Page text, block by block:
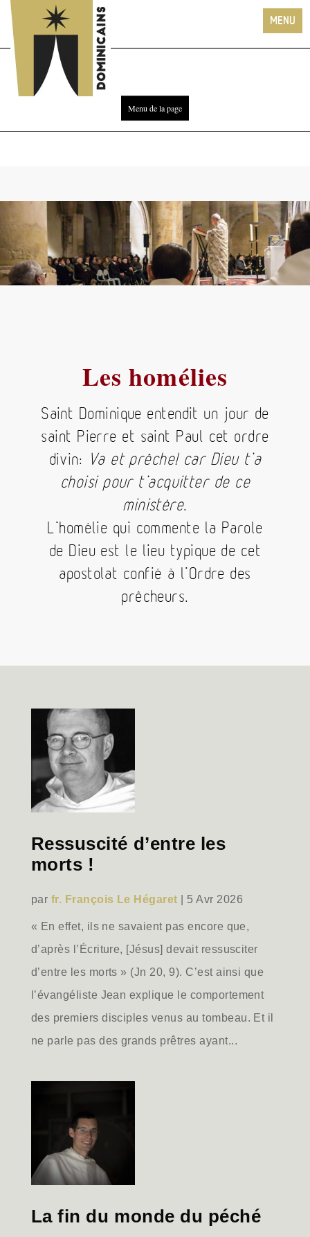
Les homélies
Saint Dominique entendit un jour de
saint Pierre et saint Paul cet ordre
divin:
Va et prêche! car Dieu t’a
choisi pour t’acquitter de ce
ministère.
L’homélie qui commente la Parole
de Dieu est le lieu typique de cet
apostolat confié à l’Ordre des
prêcheurs.
Ressuscité d’entre les
morts !
par fr. François Le Hégaret 5 Avr 2026
« En effet, ils ne savaient pas encore que,
d’après l’Écriture, [Jésus] devait ressusciter
d’entre les morts » (Jn 20, 9). C’est ainsi que
l’évangéliste Jean explique le comportement
des premiers disciples venus au tombeau. Et il
ne parle pas des grands prêtres ayant...
La fin du monde du péché